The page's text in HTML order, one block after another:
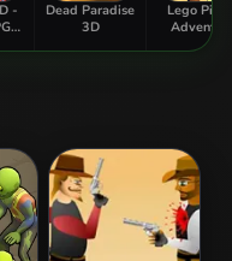
-
Dead Paradise
3D
Lego